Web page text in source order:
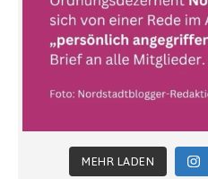
MEHR LADEN